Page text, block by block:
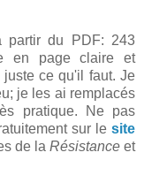
partir du PDF: 243
en page claire et
ce qu'il faut. Je
je les ai remplacés
pratique. Ne pas
sur le site
de la Résistanceet